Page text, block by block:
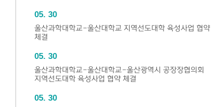
05 30
울산과학대학교-울산대학교 지역선도대학 육성사업 협약
체결
05 30
울산과학대학교-울산대학교-울산광역시 공장장협의회
지역선도대학 육성사업 협약 체결
05 30